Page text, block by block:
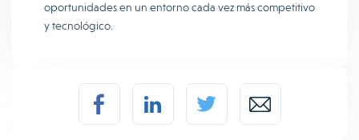
oportunidades en un entorno cada vez más competitivo
y tecnológico.